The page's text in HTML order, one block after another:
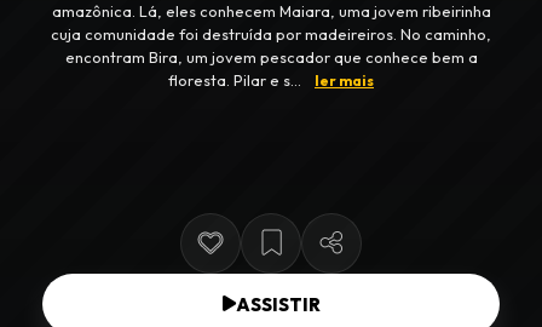
amazônica. Lá, eles conhecem Maiara, uma jovem ribeirinha
cuja comunidade foi destruída por madeireiros. No caminho,
encontram Bira, um jovem pescador que conhece bem a
floresta. Pilar e s...
ler mais
ASSISTIR